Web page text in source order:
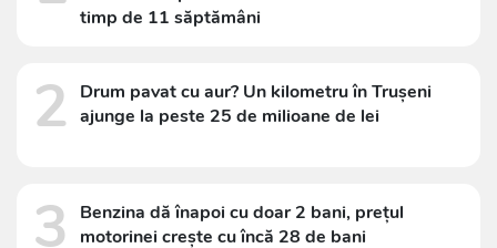
timp de 11 săptămâni
2
Drum pavat cu aur? Un kilometru în Trușeni
ajunge la peste 25 de milioane de lei
3
Benzina dă înapoi cu doar 2 bani, prețul
motorinei crește cu încă 28 de bani